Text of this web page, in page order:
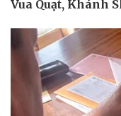
Doanh nghiệp
Thông tin doanh nghiệp
Doanh nghiệp 24h